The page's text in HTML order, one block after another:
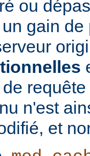
ou
gain
n'est
et